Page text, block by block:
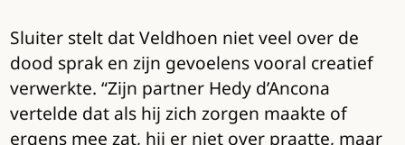
Sluiter stelt dat Veldhoen niet veel over de
dood sprak en zijn gevoelens vooral creatief
verwerkte. “Zijn partner Hedy d’Ancona
vertelde dat als hij zich zorgen maakte of
ergens mee zat, hij er niet over praatte, maar